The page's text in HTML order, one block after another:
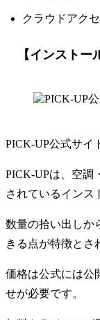
クラウドアク
【インストー
PICK-UP公式サイ
PICK-UPは、空調
されているインス
数量の拾い出しか
きる点が特徴とさ
価格は公式には公
せが必要です。